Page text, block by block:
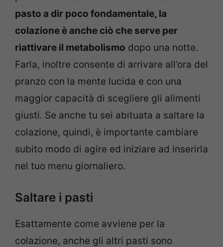
pasto a dir poco fondamentale, la
colazione è anche ciò che serve per
riattivare il metabolismo dopo una notte.
Farla, inoltre consente di arrivare all’ora del
pranzo con la mente lucida e con una
maggior capacità di scegliere gli alimenti
giusti. Se anche tu sei abituata a saltare la
colazione, quindi, è importante cambiare
subito modo di agire ed iniziare ad inserirla
nel tuo menu giornaliero.
Saltare i pasti
Esattamente come avviene per la
colazione, anche gli altri pasti sono